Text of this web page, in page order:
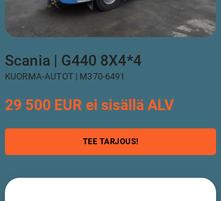
Scania | G440 8X4*4
KUORMA-AUTOT | M370-6491
29 500 EUR ei sisällä ALV
TEE TARJOUS!